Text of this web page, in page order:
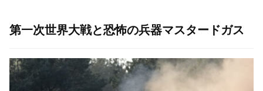
第一次世界大戦と恐怖の兵器マスタードガス